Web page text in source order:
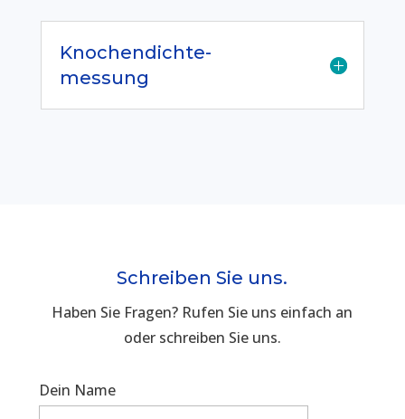
Knochendichte-
messung
Schreiben Sie uns.
Haben Sie Fragen? Rufen Sie uns einfach an
oder schreiben Sie uns.
Dein Name